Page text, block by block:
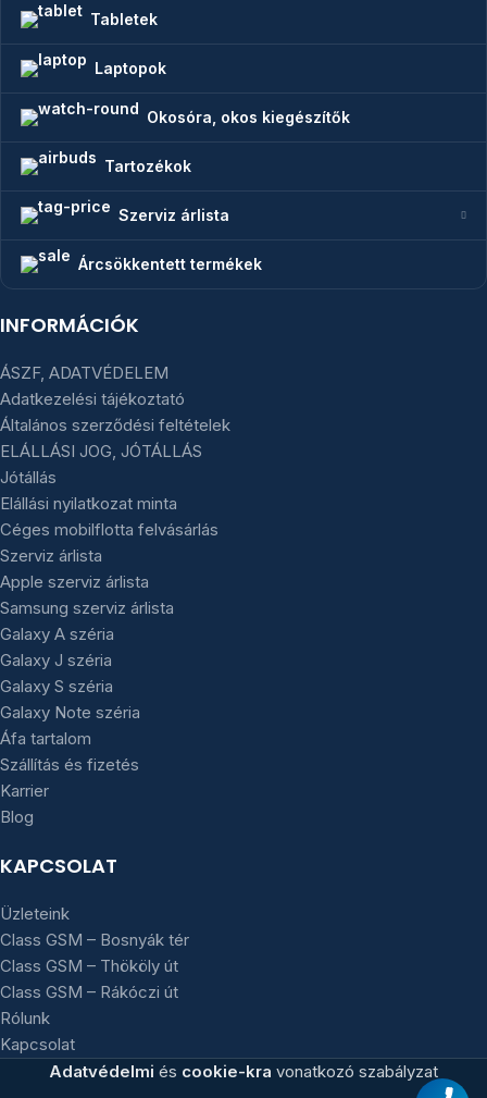
Tabletek
Laptopok
Okosóra, okos kiegészítők
Tartozékok
Szerviz árlista
Árcsökkentett termékek
INFORMÁCIÓK
ÁSZF, ADATVÉDELEM
Adatkezelési tájékoztató
Általános szerződési feltételek
ELÁLLÁSI JOG, JÓTÁLLÁS
Jótállás
Elállási nyilatkozat minta
Céges mobilflotta felvásárlás
Szerviz árlista
Apple szerviz árlista
Samsung szerviz árlista
Galaxy A széria
Galaxy J széria
Galaxy S széria
Galaxy Note széria
Áfa tartalom
Szállítás és fizetés
Karrier
Blog
KAPCSOLAT
Üzleteink
Class GSM – Bosnyák tér
Class GSM – Thököly út
Class GSM – Rákóczi út
Rólunk
Kapcsolat
Adatvédelmi és cookie-kra vonatkozó szabályzat